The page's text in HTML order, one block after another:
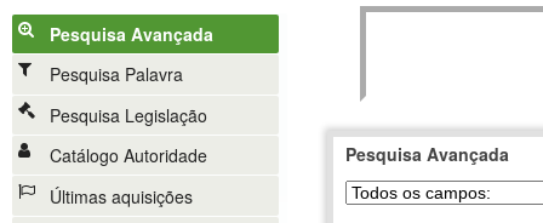
Pesquisa Avançada
Pesquisa Palavra
Pesquisa Legislação
Catálogo Autoridade
Últimas aquisições
Pesquisa Avançada